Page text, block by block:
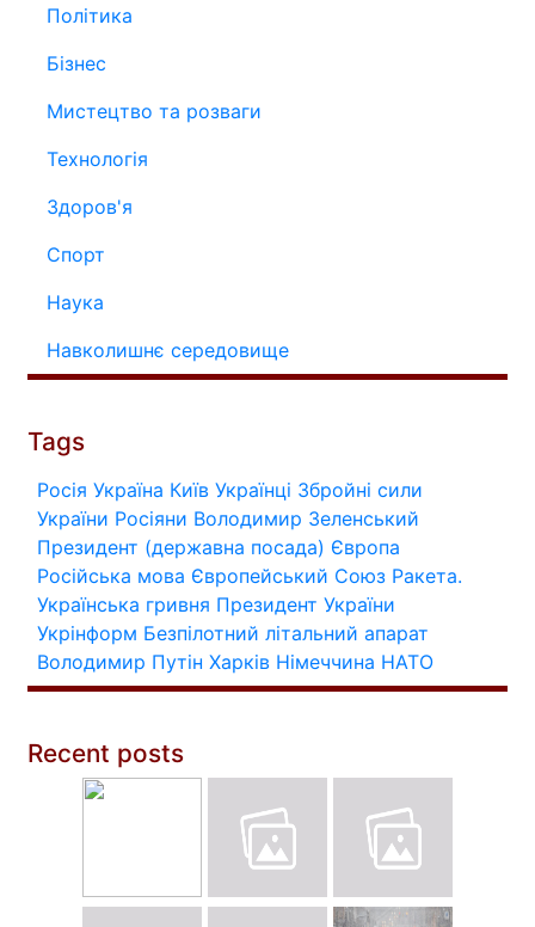
Політика
Бізнес
Мистецтво та розваги
Технологія
Здоров'я
Спорт
Наука
Навколишнє середовище
Tags
Росія Україна Київ Українці Збройні сили
України Росіяни Володимир Зеленський
Президент (державна посада) Європа
Російська мова Європейський Союз Ракета.
Українська гривня Президент України
Укрінформ Безпілотний літальний апарат
Володимир Путін Харків Німеччина НАТО
Recent posts